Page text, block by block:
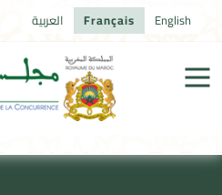
العربية Français English